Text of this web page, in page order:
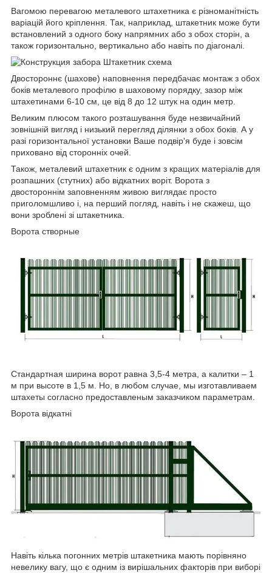
Вагомою перевагою металевого штахетника є різноманітність
варіацій його кріплення. Так, наприклад, штакетник може бути
встановлений з одного боку напрямних або з обох сторін, а
також горизонтально, вертикально або навіть по діагоналі.
Двостороннє (шахове) наповнення передбачає монтаж з обох
боків металевого профілю в шаховому порядку, зазор між
штахетинами 6-10 см, це від 8 до 12 штук на один метр.
Великим плюсом такого розташування буде незвичайний
зовнішній вигляд і низький перегляд ділянки з обох боків. А у
разі горизонтальної установки Ваше подвір'я буде і зовсім
приховано від сторонніх очей.
Також, металевий штахетник є одним з кращих матеріалів для
розпашних (стутних) або відкатних воріт. Ворота з
двостороннім заповненням живою виглядає просто
приголомшливо і, на перший погляд, навіть і не скажеш, що
вони зроблені зі штакетника.
Ворота створные
Стандартная ширина ворот равна 3,5-4 метра, а калитки – 1
м при высоте в 1,5 м. Но, в любом случае, мы изготавливаем
штахеты согласно предоставленым заказчиком параметрам.
Ворота відкатні
Навіть кілька погонних метрів штакетника мають порівняно
невелику вагу, що є одним із вирішальних факторів при виборі